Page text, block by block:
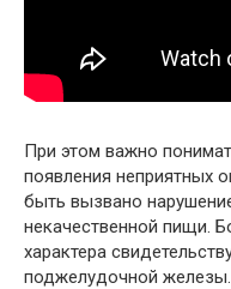
При этом важно
появления неприятных
быть вызвано
некачественной пищи.
характера
поджелудочной железы.